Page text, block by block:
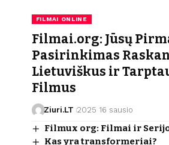
FILMAI ONLINE
Filmai.org: Jūsų
Pasirinkimas
Lietuviškus ir
Filmus
Ziuri.LT 2025 16 sausio
Filmux org: Filmai ir
Kas yra transformeriai?